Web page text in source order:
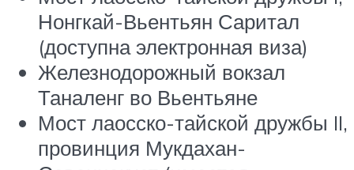
Нонгкай-Вьентьян Саритал
(доступна электронная виза)
Железнодорожный вокзал
Таналенг во Вьентьяне
Мост лаосско-тайской дружбы II,
провинция Мукдахан-